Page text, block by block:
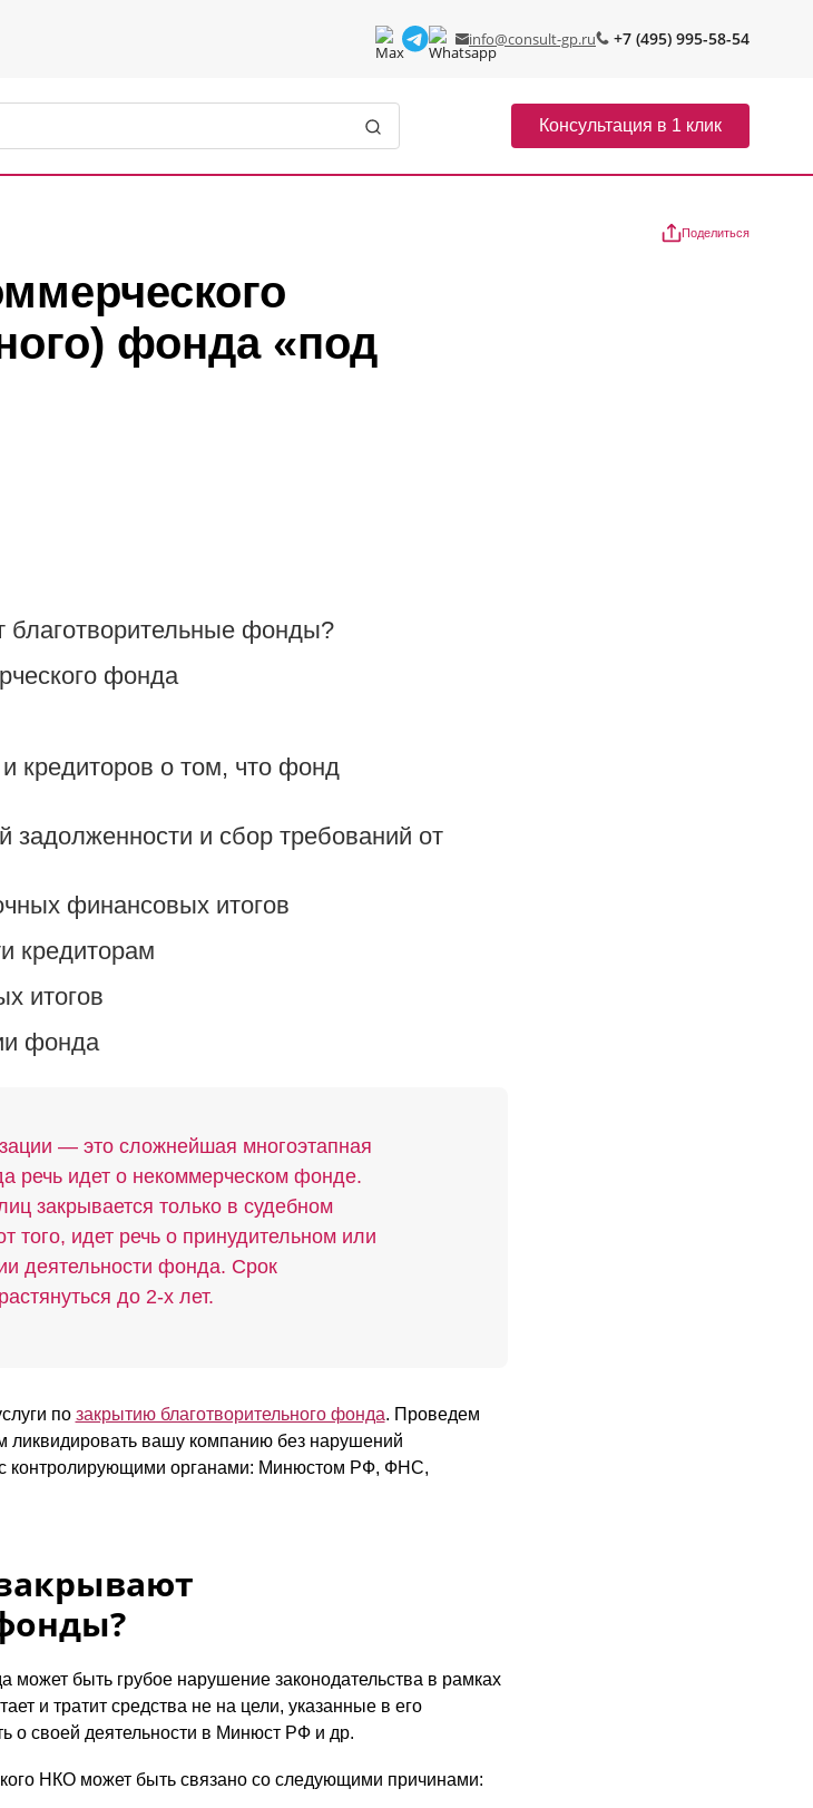
info@consult-gp.ru +7 (495) 995-58-54
Консультация в 1 клик
Поделиться
фонда «под
фонды?
фонда
кредиторов о том, что фонд
и сбор требований от
финансовых итогов
кредиторам
итогов
фонда
— это сложнейшая многоэтапная
речь идет о некоммерческом фонде.
закрывается только в судебном
того, идет речь о принудительном или
деятельности фонда. Срок
до 2-х лет.
по закрытию благотворительного фонда. Проведем
вашу компанию без нарушений
с контролирующими органами: Минюстом РФ, ФНС,
может быть грубое нарушение законодательства в рамках
и тратит средства не на цели, указанные в его
о своей деятельности в Минюст РФ и др.
НКО может быть связано со следующими причинами: